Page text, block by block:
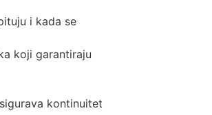
i kada se
koji garantiraju
kontinuitet